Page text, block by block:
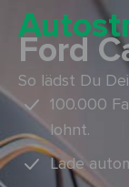
Ford
So lädst Du
100.000
lohnt.
Lade